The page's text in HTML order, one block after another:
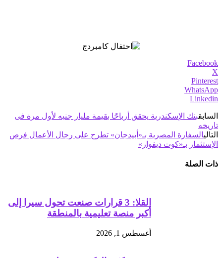
Facebook
X
Pinterest
WhatsApp
Linkedin
السابقبنك الإسكندرية يحقق أرباحًا بقيمة مليار جنيه لأول مرة فى
تاريخه
التاليالسفارة المصرية بـ«أبيدجان» تطرح على رجال الأعمال فرص
الإستثمار بـ«كوت ديفوار»
ذات الصلة
القلا: 3 قرارات صنعت تحول سيرا إلى
أكبر منصة تعليمية بالمنطقة
أغسطس 1, 2026